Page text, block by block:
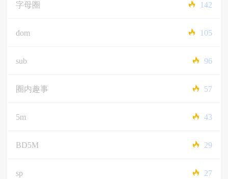
字母圈 142
dom 105
sub 96
圈内趣事 57
5m 43
BD5M 29
sp 27